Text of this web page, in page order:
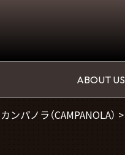
ABOUT US
（カンパノラ）)
カンパノラ（CAMPANOLA） >